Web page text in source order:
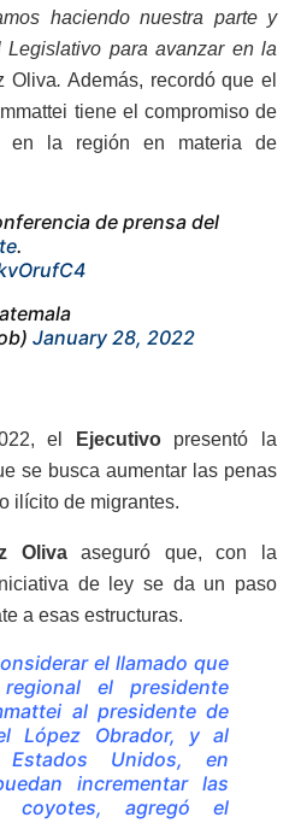
haciendo nuestra parte y
para avanzar en la
Oliva. Además, recordó que el
tiene el compromiso de
en la región en materia de
de prensa del
.
January 28, 2022
el Ejecutivopresentó la
se busca aumentar las penas
ilícito de migrantes.
Olivaaseguró que, con la
de ley se da un paso
a esas estructuras.
el llamado que
el presidente
al presidente de
López Obrador, y al
Unidos, en
incrementar las
agregó el